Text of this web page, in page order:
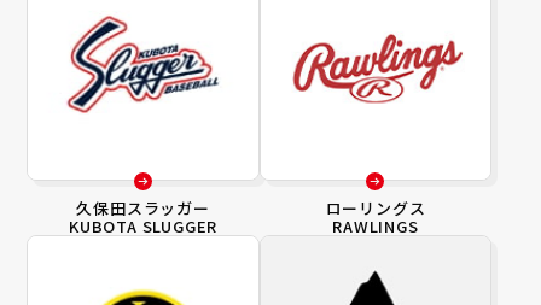
久保田スラッガー
KUBOTA SLUGGER
ローリングス
RAWLINGS